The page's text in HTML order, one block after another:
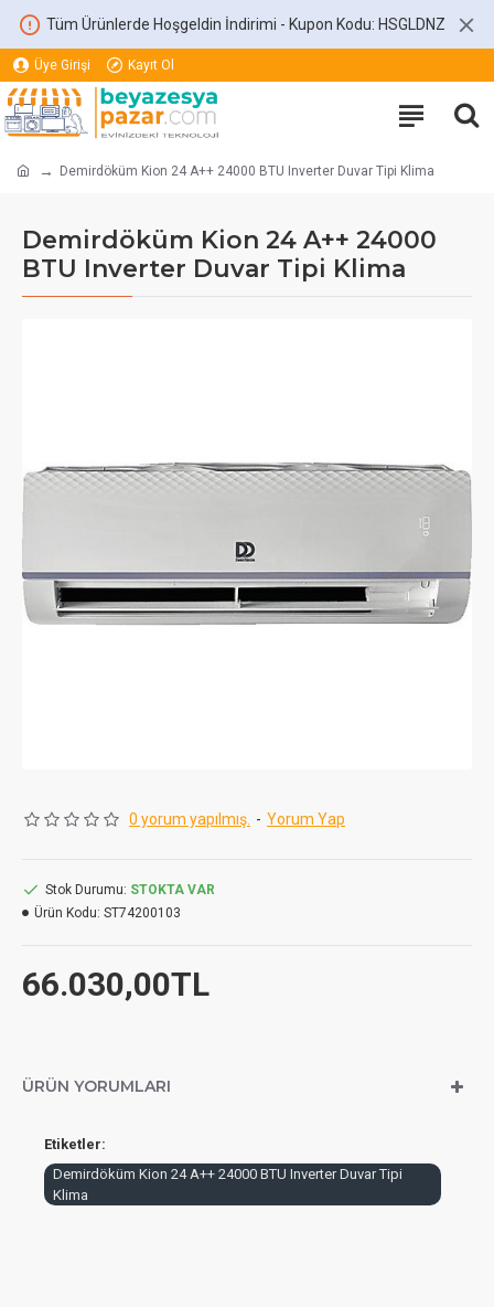
Tüm Ürünlerde Hoşgeldin İndirimi - Kupon Kodu: HSGLDNZ
Üye Girişi Kayıt Ol
Demirdöküm Kion 24 A++ 24000 BTU Inverter Duvar Tipi Klima
Demirdöküm Kion 24 A++ 24000
BTU Inverter Duvar Tipi Klima
0 yorum yapılmış. - Yorum Yap
66.030,00TL
Stok Durumu: STOKTA VAR
Ürün Kodu: ST74200103
ÜRÜN YORUMLARI
Etiketler:
Demirdöküm Kion 24 A++ 24000 BTU Inverter Duvar Tipi
Klima